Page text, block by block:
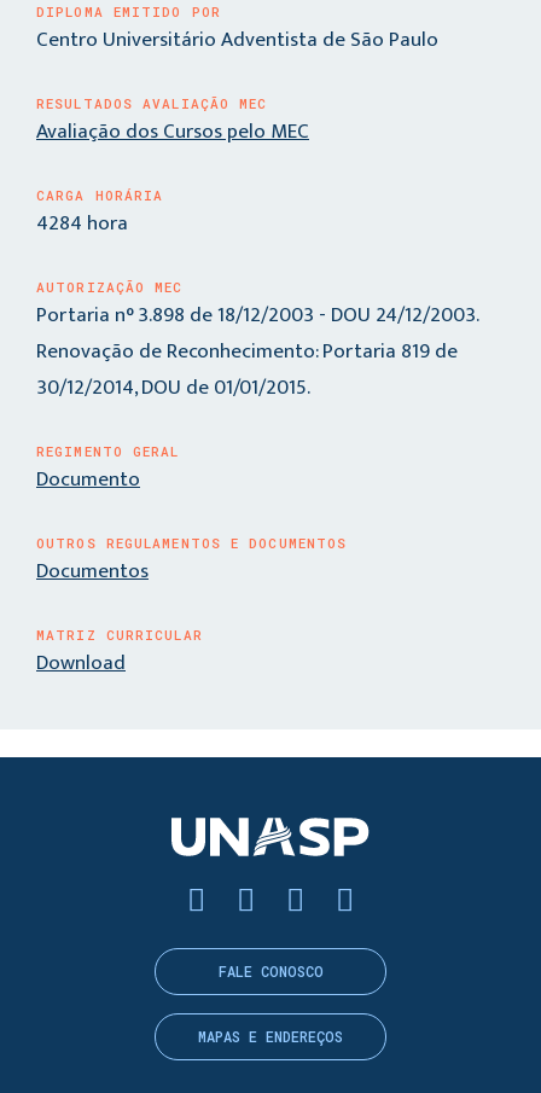
DIPLOMA EMITIDO POR
Centro Universitário Adventista de São Paulo
RESULTADOS AVALIAÇÃO MEC
Avaliação dos Cursos pelo MEC
CARGA HORÁRIA
4284 hora
AUTORIZAÇÃO MEC
Portaria n° 3.898 de 18/12/2003 - DOU 24/12/2003.
Renovação de Reconhecimento: Portaria 819 de
30/12/2014, DOU de 01/01/2015.
REGIMENTO GERAL
Documento
OUTROS REGULAMENTOS E DOCUMENTOS
Documentos
MATRIZ CURRICULAR
Download
FALE CONOSCO
MAPAS E ENDEREÇOS